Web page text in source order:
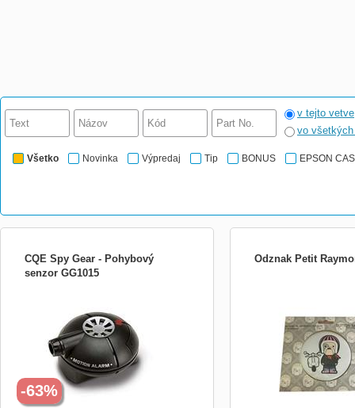
v tejto vetve
vo
Všetko Novinka Výpredaj Tip BONUS EPSON
CQE Spy Gear - Pohybový
senzor GG1015
přerušení neviditelného paprsku se
rozezní alarm! POUŽITÍ ALARMU •
Umístěte alarm vedle dveří nebo do
chodby, tak aby neviditelný paprsek
křižoval cestu. Alarm je citlivý na svět
-63%
Odznak Petit